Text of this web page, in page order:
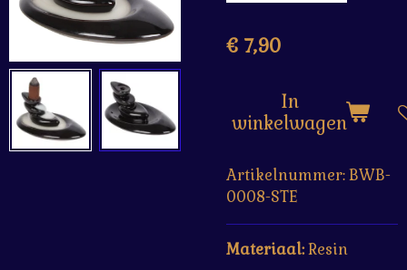
€ 7,90
In
winkelwagen
Artikelnummer:BWB-
0008-STE
Materiaal:Resin